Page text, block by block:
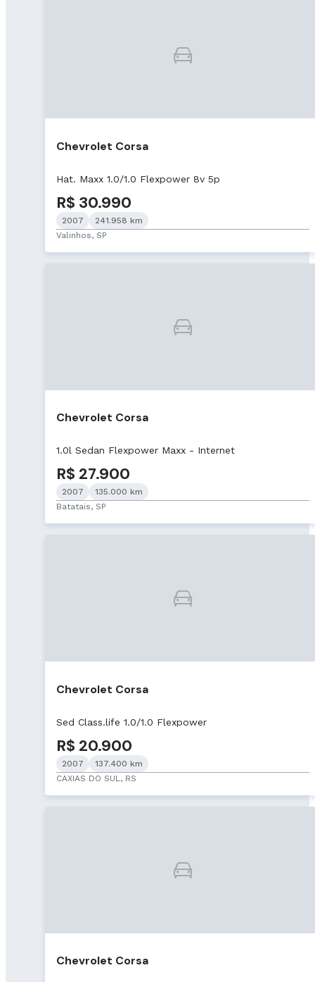
Chevrolet Corsa
Hat. Maxx 1.0/1.0 Flexpower 8v 5p
R$ 30.990
2007
241.958 km
Valinhos, SP
Chevrolet Corsa
1.0l Sedan Flexpower Maxx - Internet
R$ 27.900
2007
135.000 km
Batatais, SP
Chevrolet Corsa
Sed Class.life 1.0/1.0 Flexpower
R$ 20.900
2007
137.400 km
CAXIAS DO SUL, RS
Chevrolet Corsa